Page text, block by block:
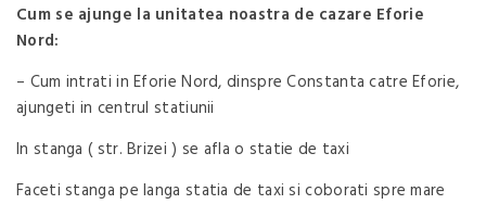
Cum se ajunge la unitatea noastra de cazare Eforie
Nord:
– Cum intrati in Eforie Nord, dinspre Constanta catre Eforie,
ajungeti in centrul statiunii
In stanga ( str. Brizei ) se afla o statie de taxi
Faceti stanga pe langa statia de taxi si coborati spre mare